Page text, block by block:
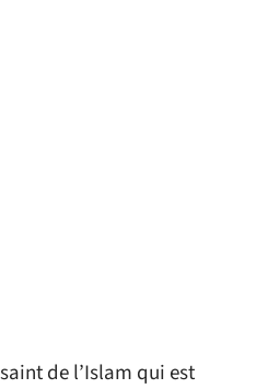
de l’Islam qui est